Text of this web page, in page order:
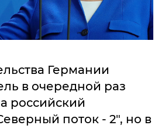
Германии
в очередной раз
российский
поток - 2", но в